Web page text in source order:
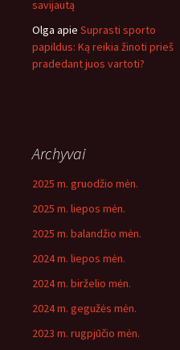
savijautą
Olga apie Suprasti sporto
papildus: Ką reikia žinoti prieš
pradedant juos vartoti?
Archyvai
2025 m. gruodžio mėn.
2025 m. liepos mėn.
2025 m. balandžio mėn.
2024 m. liepos mėn.
2024 m. birželio mėn.
2024 m. gegužės mėn.
2023 m. rugpjūčio mėn.